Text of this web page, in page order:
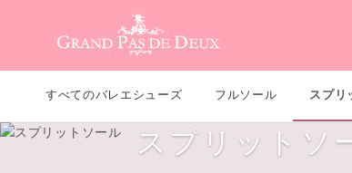
すべてのバレエシューズ フルソール スプリ
スプリットソ